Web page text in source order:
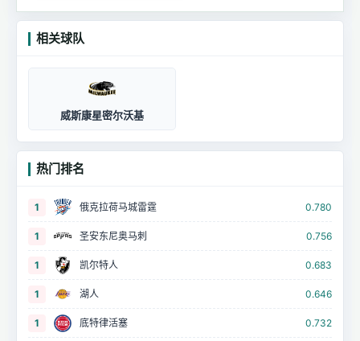
相关球队
威斯康星密尔沃基
热门排名
1 俄克拉荷马城雷霆 0.780
1 圣安东尼奥马刺 0.756
1 凯尔特人 0.683
1 湖人 0.646
1 底特律活塞 0.732